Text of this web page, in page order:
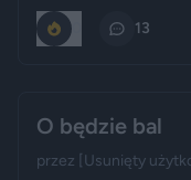
13
O będzie bal
przez [Usunięty